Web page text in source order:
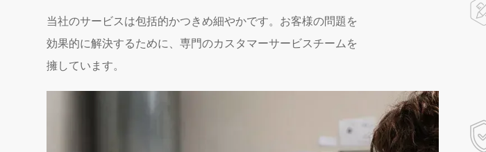
当社のサービスは包括的かつきめ細やかです。お客様の問題を
効果的に解決するために、専門のカスタマーサービスチームを
擁しています。